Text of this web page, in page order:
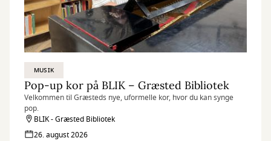
MUSIK
Pop-up kor på BLIK – Græsted Bibliotek
Velkommen til Græsteds nye, uformelle kor, hvor du kan synge
pop.
BLIK - Græsted Bibliotek
26. august 2026